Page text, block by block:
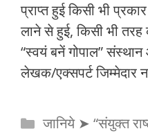
प्राप्त हुई किसी भी
लाने से हुई, किसी भी तरह
“स्वयं बनें गोपाल”
लेखक/एक्सपर्ट जिम्मेदार
Categories
जानिये ➤ “संयुक्त